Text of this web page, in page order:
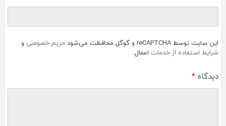
این سایت توسط reCAPTCHA و گوگل محافظت می‌شود حریم خصوصی و
شرایط استفاده از خدمات اعمال.
دیدگاه *